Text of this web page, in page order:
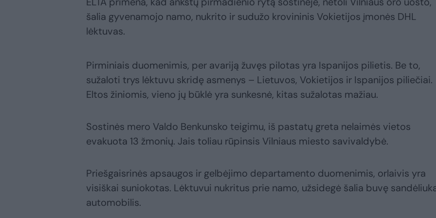
šalia gyvenamojo namo, nukrito ir sudužo krovininis Vokietijos įmonės DHL
lėktuvas.
Pirminiais duomenimis, per avariją žuvęs pilotas yra Ispanijos pilietis. Be to,
sužaloti trys lėktuvu skridę asmenys – Lietuvos, Vokietijos ir Ispanijos piliečiai.
Eltos žiniomis, vieno jų būklė yra sunkesnė, kitas sužalotas mažiau.
Sostinės mero Valdo Benkunsko teigimu, iš pastatų greta nelaimės vietos
evakuota 13 žmonių. Jais toliau rūpinsis Vilniaus miesto savivaldybė.
Priešgaisrinės apsaugos ir gelbėjimo departamento duomenimis, orlaivis yra
visiškai suniokotas. Lėktuvui nukritus prie namo, užsidegė šalia buvę
automobilis.